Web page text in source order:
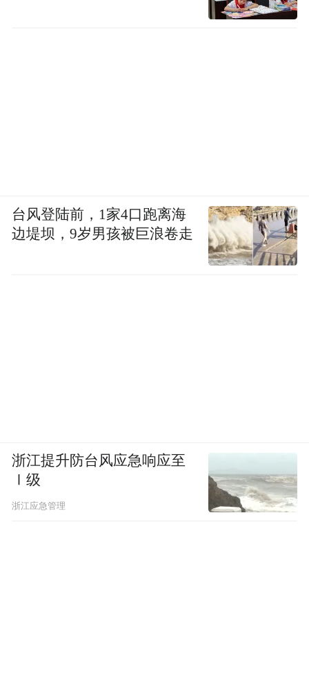
台风登陆前，1家4口跑离海
边堤坝，9岁男孩被巨浪卷走
浙江提升防台风应急响应至
Ⅰ级
浙江应急管理